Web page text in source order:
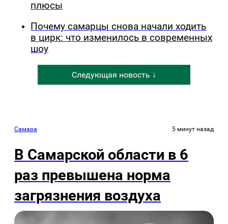
плюсы
Почему самарцы снова начали ходить
в цирк: что изменилось в современных
шоу
Следующая новость ↓
Самара 5 минут назад
В Самарской области в 6
раз превышена норма
загрязнения воздуха